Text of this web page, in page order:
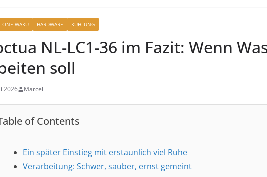
ONE WAKÜ HARDWARE KÜHLUNG
NL-LC1-36 im Fazit: Wenn
soll
2026 Marcel
of Contents
Ein später Einstieg mit erstaunlich viel Ruhe
Verarbeitung: Schwer, sauber, ernst gemeint